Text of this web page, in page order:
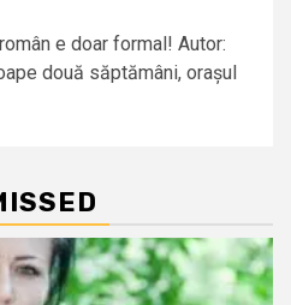
e doar formal! Autor:
două săptămâni, orașul